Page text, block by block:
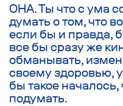
ОНА. Ты что с ума
думать о том, что
если бы и правда,
все бы сразу же
обманывать,
своему здоровью,
бы такое
подумать.